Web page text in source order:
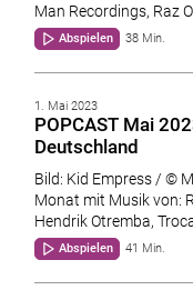
Man Recordings, Raz
Abspielen 38 Min.
1. Mai 2023
POPCAST Mai
Deutschland
Bild: Kid Empress / ©
Monat mit Musik von:
Hendrik Otremba,
Abspielen 41 Min.